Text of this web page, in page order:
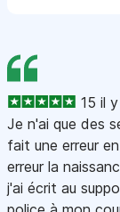
15 il
Je n'ai que des
fait une erreur
erreur la
j'ai écrit au